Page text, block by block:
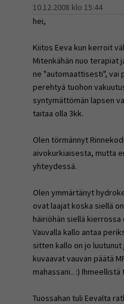
10.12.2008 klo 15:44
hei,
Kiitos Eeva kun kerroit
Mitenkähän nuo terapiat
ne "automaattisesti", vai
perehtyä tuohon
syntymättömän lapsen
taitaa olla 3kk.
Olen törmännyt
aivokurkiaisesta, mutta
yhteydessä.
Olen ymmärtänyt
ovat laajat koska siellä
häiriöhän siellä
Vauvalla kallo antaa
sitten kallo on jo luutunut
kuvaavat vauvan päätä
mahassani.. :)
Tuossahan tuli Eevalta